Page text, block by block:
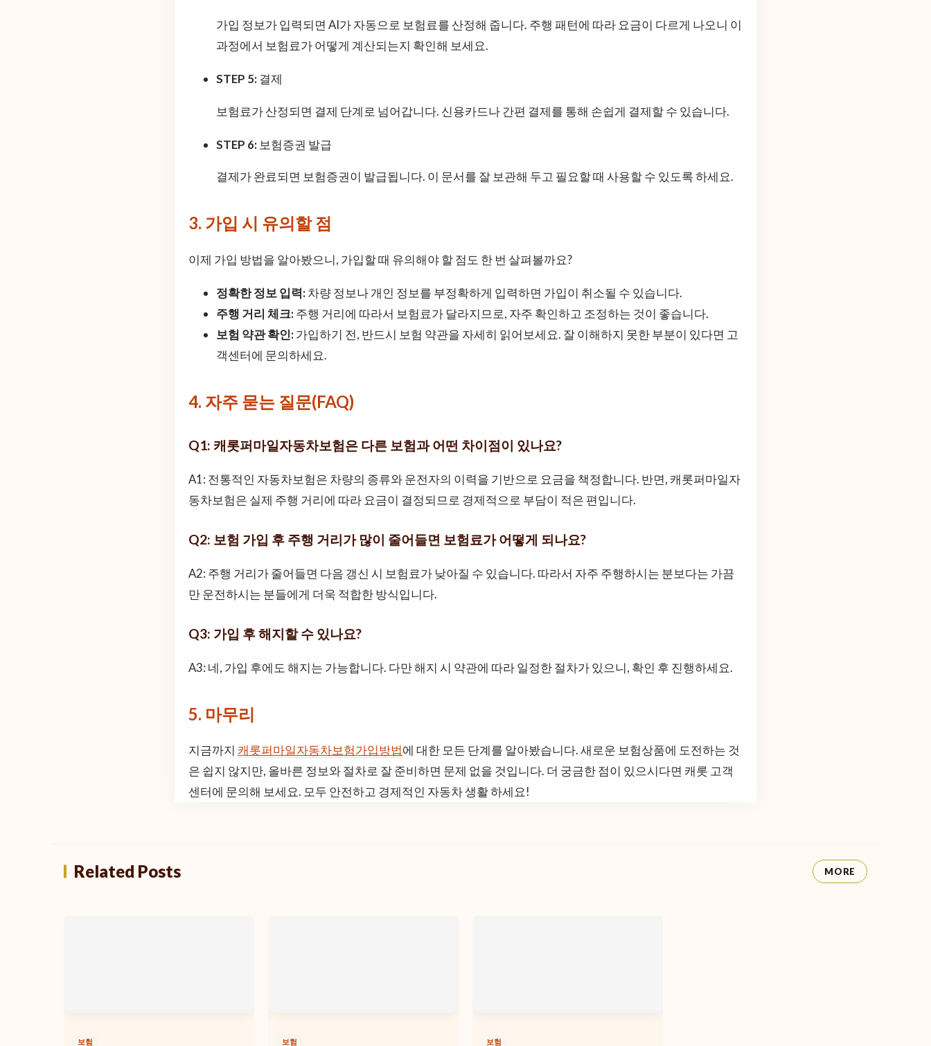
가입 정보가 입력되면 AI가 자동으로 보험료를 산정해 줍니다. 주행 패턴에 따라 요금이 다르게 나오니 이
과정에서 보험료가 어떻게 계산되는지 확인해 보세요.
STEP 5: 결제
보험료가 산정되면 결제 단계로 넘어갑니다. 신용카드나 간편 결제를 통해 손쉽게 결제할 수 있습니다.
STEP 6: 보험증권 발급
결제가 완료되면 보험증권이 발급됩니다. 이 문서를 잘 보관해 두고 필요할 때 사용할 수 있도록 하세요.
3. 가입 시 유의할 점
이제 가입 방법을 알아봤으니, 가입할 때 유의해야 할 점도 한 번 살펴볼까요?
정확한 정보 입력: 차량 정보나 개인 정보를 부정확하게 입력하면 가입이 취소될 수 있습니다.
주행 거리 체크: 주행 거리에 따라서 보험료가 달라지므로, 자주 확인하고 조정하는 것이 좋습니다.
보험 약관 확인: 가입하기 전, 반드시 보험 약관을 자세히 읽어보세요. 잘 이해하지 못한 부분이 있다면 고
객센터에 문의하세요.
4. 자주 묻는 질문(FAQ)
Q1: 캐롯퍼마일자동차보험은 다른 보험과 어떤 차이점이 있나요?
A1: 전통적인 자동차보험은 차량의 종류와 운전자의 이력을 기반으로 요금을 책정합니다. 반면, 캐롯퍼마일자
동차보험은 실제 주행 거리에 따라 요금이 결정되므로 경제적으로 부담이 적은 편입니다.
Q2: 보험 가입 후 주행 거리가 많이 줄어들면 보험료가 어떻게 되나요?
A2: 주행 거리가 줄어들면 다음 갱신 시 보험료가 낮아질 수 있습니다. 따라서 자주 주행하시는 분보다는 가끔
만 운전하시는 분들에게 더욱 적합한 방식입니다.
Q3: 가입 후 해지할 수 있나요?
A3: 네, 가입 후에도 해지는 가능합니다. 다만 해지 시 약관에 따라 일정한 절차가 있으니, 확인 후 진행하세요.
5. 마무리
지금까지 캐롯퍼마일자동차보험가입방법에 대한 모든 단계를 알아봤습니다. 새로운 보험상품에 도전하는 것
은 쉽지 않지만, 올바른 정보와 절차로 잘 준비하면 문제 없을 것입니다. 더 궁금한 점이 있으시다면 캐롯 고객
센터에 문의해 보세요. 모두 안전하고 경제적인 자동차 생활 하세요!
Related Posts MORE
보험 보험 보험